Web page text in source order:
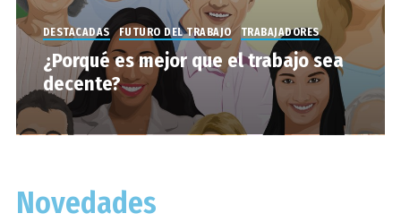
DESTACADAS FUTURO DEL TRABAJO TRABAJADORES
¿Porqué es mejor que el trabajo sea
decente?
Novedades